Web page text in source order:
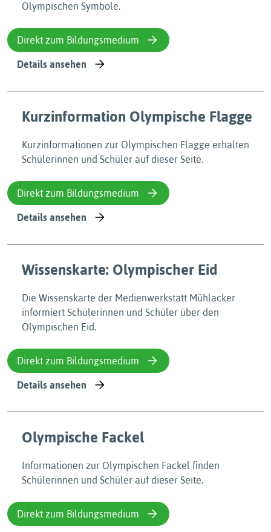
Olympischen Symbole.
Direkt zum Bildungsmedium
Details ansehen
Kurzinformation Olympische Flagge
Kurzinformationen zur Olympischen Flagge erhalten
Schülerinnen und Schüler auf dieser Seite.
Direkt zum Bildungsmedium
Details ansehen
Wissenskarte: Olympischer Eid
Die Wissenskarte der Medienwerkstatt Mühlacker
informiert Schülerinnen und Schüler über den
Olympischen Eid.
Direkt zum Bildungsmedium
Details ansehen
Olympische Fackel
Informationen zur Olympischen Fackel finden
Schülerinnen und Schüler auf dieser Seite.
Direkt zum Bildungsmedium